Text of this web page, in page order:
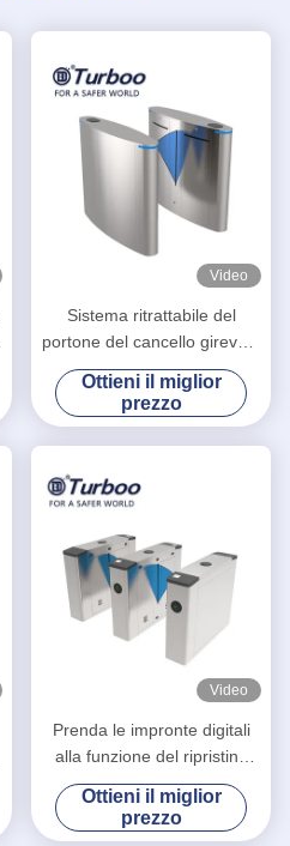
Video
Sistema ritrattabile del
portone del cancello girevole
di altezza della vita di Barrie
RFID della falda SUS304
Ottieni il miglior
prezzo
Video
Prenda le impronte digitali
alla funzione del ripristino
automatico dei sistemi di
barriera del portone/entrata
della barriera della falda
Ottieni il miglior
prezzo